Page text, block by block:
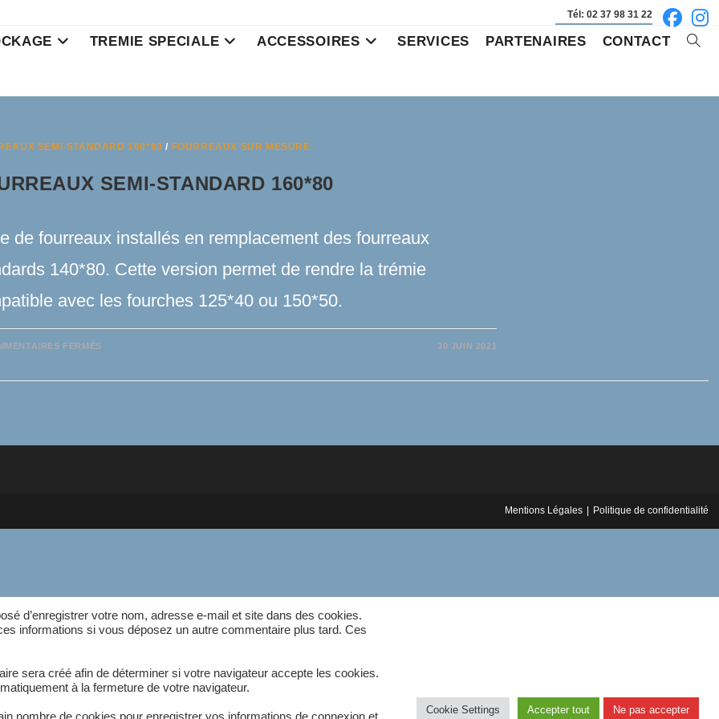
Tél: 02 37 98 31 22
TREMIE SPECIALE ACCESSOIRES SERVICES PARTENAIRES CONTACT
SEMI-STANDARD 160*80 / FOURREAUX SUR MESURE
SEMI-STANDARD 160*80
de fourreaux installés en remplacement des fourreaux
140*80. Cette version permet de rendre la trémie
avec les fourches 125*40 ou 150*50.
FERMÉSSUR
30 JUIN 2021
Mentions Légales Politique de confidentialité
d’enregistrer votre nom, adresse e-mail et site dans des cookies.
informations si vous déposez un autre commentaire plus tard. Ces
sera créé afin de déterminer si votre navigateur accepte les cookies.
à la fermeture de votre navigateur.
Cookie Settings Accepter tout Ne pas accepter